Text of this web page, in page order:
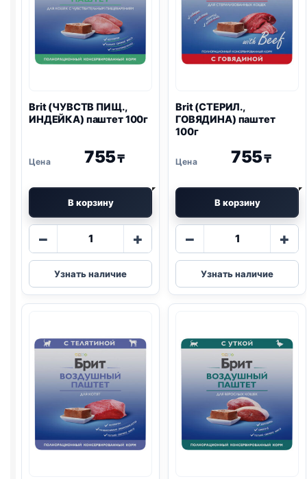
Brit (ЧУВСТВ ПИЩ.,
ИНДЕЙКА) паштет 100г
755₸
В корзину
−
Количество
Brit
(ЧУВСТВ
ПИЩ.,
100г
+
Узнать наличие
Brit (СТЕРИЛ.,
ГОВЯДИНА) паштет
100г
755₸
В корзину
−
Количество
Brit
(СТЕРИЛ.,
ГОВЯДИНА)
+
Узнать наличие